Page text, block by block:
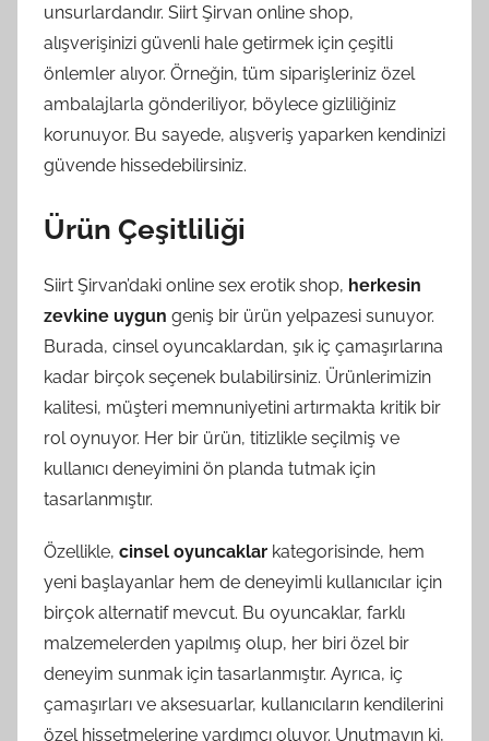
unsurlardandır. Siirt Şirvan online shop,
alışverişinizi güvenli hale getirmek için çeşitli
önlemler alıyor. Örneğin, tüm siparişleriniz özel
ambalajlarla gönderiliyor, böylece gizliliğiniz
korunuyor. Bu sayede, alışveriş yaparken kendinizi
güvende hissedebilirsiniz.
Ürün Çeşitliliği
Siirt Şirvan’daki online sex erotik shop, herkesin
zevkine uygun geniş bir ürün yelpazesi sunuyor.
Burada, cinsel oyuncaklardan, şık iç çamaşırlarına
kadar birçok seçenek bulabilirsiniz. Ürünlerimizin
kalitesi, müşteri memnuniyetini artırmakta kritik bir
rol oynuyor. Her bir ürün, titizlikle seçilmiş ve
kullanıcı deneyimini ön planda tutmak için
tasarlanmıştır.
Özellikle, cinsel oyuncaklar kategorisinde, hem
yeni başlayanlar hem de deneyimli kullanıcılar için
birçok alternatif mevcut. Bu oyuncaklar, farklı
malzemelerden yapılmış olup, her biri özel bir
deneyim sunmak için tasarlanmıştır. Ayrıca, iç
çamaşırları ve aksesuarlar, kullanıcıların kendilerini
özel hissetmelerine yardımcı oluyor. Unutmayın ki,